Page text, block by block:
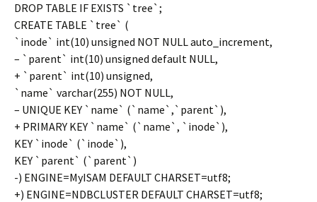
DROP TABLE IF EXISTS `tree`;
CREATE TABLE `tree` (
`inode` int(10) unsigned NOT NULL auto_increment,
– `parent` int(10) unsigned default NULL,
+ `parent` int(10) unsigned,
`name` varchar(255) NOT NULL,
– UNIQUE KEY `name` (`name`,`parent`),
+ PRIMARY KEY `name` (`name`, `inode`),
KEY `inode` (`inode`),
KEY `parent` (`parent`)
-) ENGINE=MyISAM DEFAULT CHARSET=utf8;
+) ENGINE=NDBCLUSTER DEFAULT CHARSET=utf8;